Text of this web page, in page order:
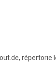
répertorie